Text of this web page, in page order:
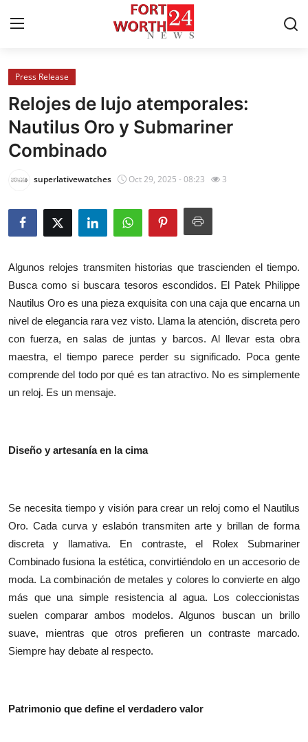
Home
Contact
Press Release
About
Submit Press Release
Health
Guest Posting
Advertise with US
Business
Tech
Real Estate
General
Top 10
Press Release
Relojes de lujo atemporales:
Nautilus Oro y Submariner
Combinado
superlativewatches Oct 29, 2025 - 08:23 3
Algunos relojes transmiten historias que trascienden el tiempo.
Busca como si buscara tesoros escondidos. El Patek Philippe
Nautilus Oro es una pieza exquisita con una caja que encarna un
nivel de elegancia rara vez visto. Llama la atención, discreta pero
con fuerza, en salas de juntas y barcos. Al llevar esta obra
maestra, el tiempo parece perder su significado. Poca gente
comprende del todo por qué es tan atractivo. No es simplemente
un reloj. Es un mensaje.
Diseño y artesanía en la cima
Se necesita tiempo y visión para crear un reloj como el Nautilus
Oro. Cada curva y eslabón transmiten arte y brillan de forma
discreta y llamativa. En contraste, el Rolex Submariner
Combinado fusiona la estética, convirtiéndolo en un accesorio de
moda. La combinación de metales y colores lo convierte en algo
más que una simple resistencia al agua. Los coleccionistas
suelen comparar ambos modelos. Algunos buscan un brillo
suave, mientras que otros prefieren un contraste marcado.
Siempre hay debate al respecto.
Patrimonio que define el verdadero valor